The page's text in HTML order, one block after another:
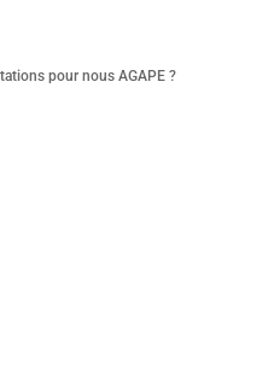
pour nous AGAPE ?